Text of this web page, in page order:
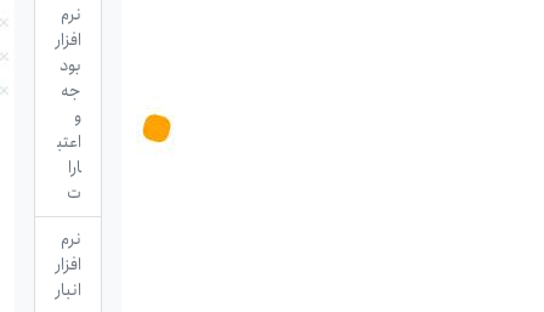
نرم
افزار
بود
جه
اعتب
ارا
ت
نرم
افزار
انبار